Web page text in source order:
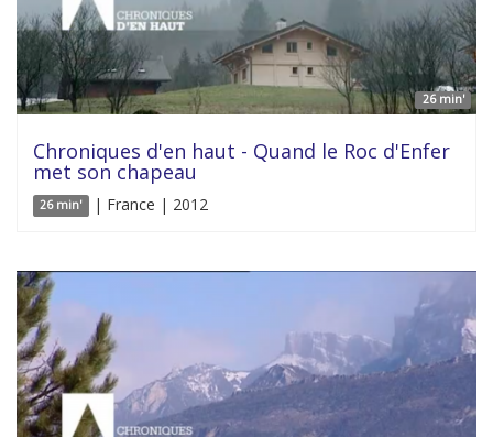
26 min'
Chroniques d'en haut - Quand le Roc d'Enfer
met son chapeau
26 min' | France | 2012